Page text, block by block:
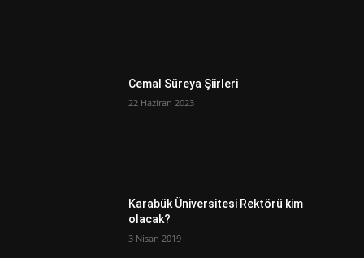
Cemal Süreya Şiirleri
22 Haziran 2023
Karabük Üniversitesi Rektörü kim
olacak?
3 Nisan 2019